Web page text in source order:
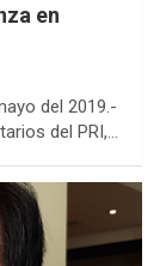
en
del 2019.-
del PRI,…